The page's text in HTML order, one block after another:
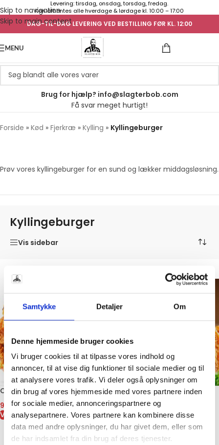
Samtykke Detaljer Om
Denne hjemmeside bruger cookies
Vi bruger cookies til at tilpasse vores indhold og
annoncer, til at vise dig funktioner til sociale medier og til
at analysere vores trafik. Vi deler også oplysninger om
din brug af vores hjemmeside med vores partnere inden
for sociale medier, annonceringspartnere og
analysepartnere. Vores partnere kan kombinere disse
data med andre oplysninger, du har givet dem, eller som
de har indsamlet fra din brug af deres tjenester.
Skip to navigation
Skip to main content
Levering: tirsdag, onsdag, torsdag, fredag.
Kan afhentes alle hverdage & lørdage kl. 10:00 – 17:00
DAG-TIL-DAG LEVERING VED BESTILLING FØR KL. 12:00
MENU
Brug for hjælp? info@slagterbob.com
Få svar meget hurtigt!
Forside » Kød » Fjerkræ » Kylling » Kyllingeburger
Prøv vores kyllingeburger for en sund og lækker middagsløsning.
Kyllingeburger
Vis sidebar
Crispy Kylling Burger Spicy
99,00 kr.
VIS VARE
Chicken Cheesy Nachos – 1
kg sprøde nachos med
kylling og ost
89,00 kr.
VIS VARE